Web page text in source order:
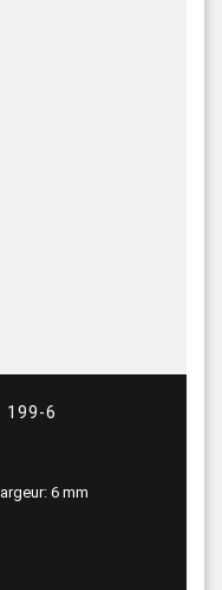
199-6
6 mm